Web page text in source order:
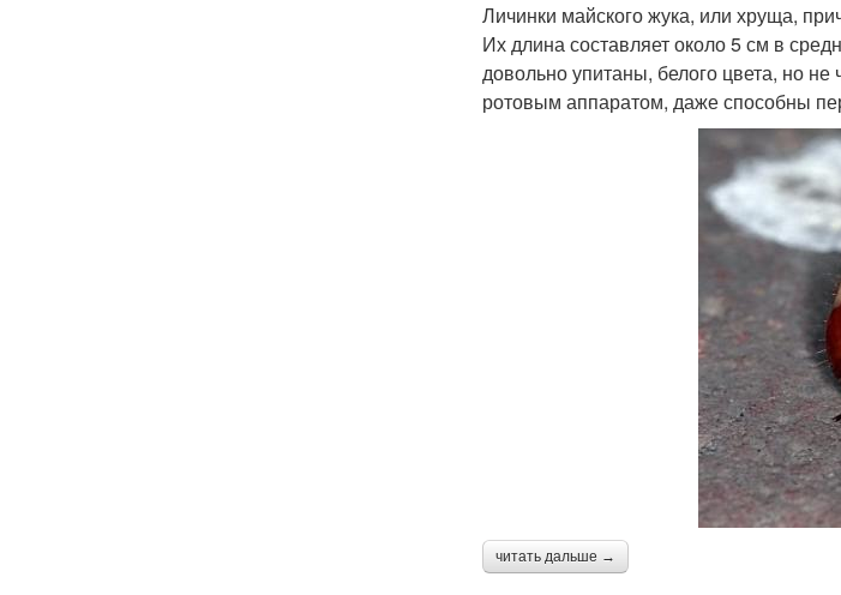
Личинки майского жука, или хруща,
Их длина составляет около 5 см в
довольно упитаны, белого цвета, но
ротовым аппаратом, даже способны
читать дальше →